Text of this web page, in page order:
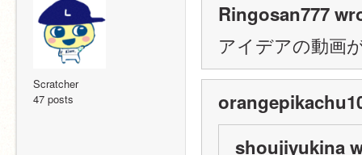
Scratcher
47 posts
Ringosan777
アイデアの動画
shoujiyukina